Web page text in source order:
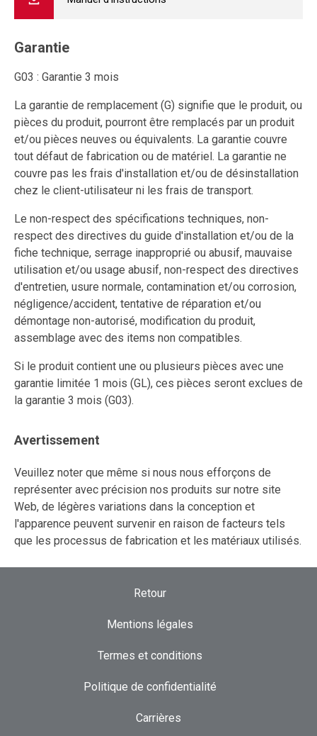
Garantie
G03 : Garantie 3 mois
La garantie de remplacement (G) signifie que le produit, ou
pièces du produit, pourront être remplacés par un produit
et/ou pièces neuves ou équivalents. La garantie couvre
tout défaut de fabrication ou de matériel. La garantie ne
couvre pas les frais d'installation et/ou de désinstallation
chez le client-utilisateur ni les frais de transport.
Le non-respect des spécifications techniques, non-
respect des directives du guide d'installation et/ou de la
fiche technique, serrage inapproprié ou abusif, mauvaise
utilisation et/ou usage abusif, non-respect des directives
d'entretien, usure normale, contamination et/ou corrosion,
négligence/accident, tentative de réparation et/ou
démontage non-autorisé, modification du produit,
assemblage avec des items non compatibles.
Si le produit contient une ou plusieurs pièces avec une
garantie limitée 1 mois (GL), ces pièces seront exclues de
la garantie 3 mois (G03).
Avertissement
Veuillez noter que même si nous nous efforçons de
représenter avec précision nos produits sur notre site
Web, de légères variations dans la conception et
l'apparence peuvent survenir en raison de facteurs tels
que les processus de fabrication et les matériaux utilisés.
Retour
Mentions légales
Termes et conditions
Politique de confidentialité
Carrières